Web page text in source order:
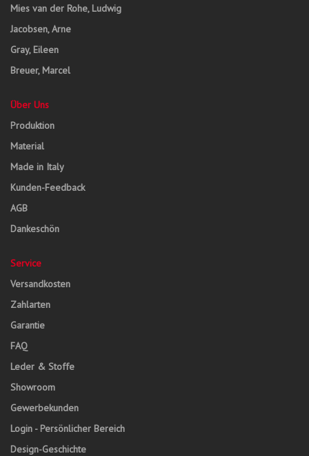
Mies van der Rohe, Ludwig
Jacobsen, Arne
Gray, Eileen
Breuer, Marcel
Über Uns
Produktion
Material
Made in Italy
Kunden-Feedback
AGB
Dankeschön
Service
Versandkosten
Zahlarten
Garantie
FAQ
Leder & Stoffe
Showroom
Gewerbekunden
Login - Persönlicher Bereich
Design-Geschichte